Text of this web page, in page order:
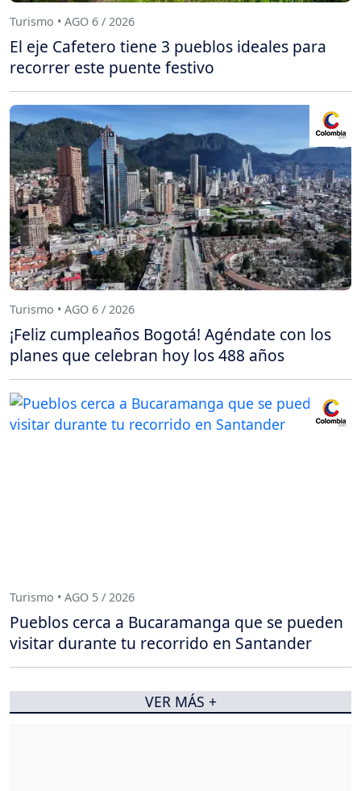
Turismo • AGO 6 / 2026
El eje Cafetero tiene 3 pueblos ideales para
recorrer este puente festivo
Turismo • AGO 6 / 2026
¡Feliz cumpleaños Bogotá! Agéndate con los
planes que celebran hoy los 488 años
Turismo • AGO 5 / 2026
Pueblos cerca a Bucaramanga que se pueden
visitar durante tu recorrido en Santander
VER MÁS +